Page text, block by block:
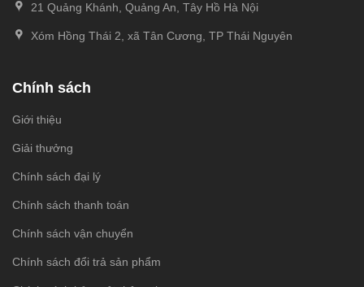
21 Quảng Khánh, Quảng An, Tây Hồ Hà Nội
Xóm Hồng Thái 2, xã Tân Cương, TP Thái Nguyên
Chính sách
Giới thiệu
Giải thưởng
Chính sách đại lý
Chính sách thanh toán
Chính sách vận chuyển
Chính sách đổi trả sản phẩm